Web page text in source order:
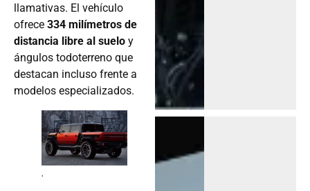
llamativas. El vehículo
ofrece 334 milímetros de
distancia libre al suelo y
ángulos todoterreno que
destacan incluso frente a
modelos especializados.
.